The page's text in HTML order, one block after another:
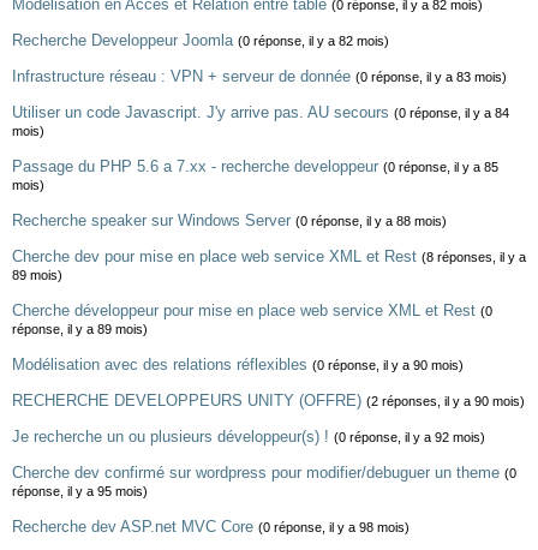
Modélisation en Acces et Rélation entre table (0 réponse, il y a 82 mois)
Recherche Developpeur Joomla (0 réponse, il y a 82 mois)
Infrastructure réseau : VPN + serveur de donnée (0 réponse, il y a 83 mois)
Utiliser un code Javascript. J'y arrive pas. AU secours (0 réponse, il y a 84
mois)
Passage du PHP 5.6 a 7.xx - recherche developpeur (0 réponse, il y a 85
mois)
Recherche speaker sur Windows Server (0 réponse, il y a 88 mois)
Cherche dev pour mise en place web service XML et Rest (8 réponses, il y a
89 mois)
Cherche développeur pour mise en place web service XML et Rest (0
réponse, il y a 89 mois)
Modélisation avec des relations réflexibles (0 réponse, il y a 90 mois)
RECHERCHE DEVELOPPEURS UNITY (OFFRE) (2 réponses, il y a 90 mois)
Je recherche un ou plusieurs développeur(s) ! (0 réponse, il y a 92 mois)
Cherche dev confirmé sur wordpress pour modifier/debuguer un theme (0
réponse, il y a 95 mois)
Recherche dev ASP.net MVC Core (0 réponse, il y a 98 mois)